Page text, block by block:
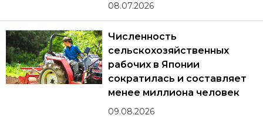
08.07.2026
Численность
сельскохозяйственных
рабочих в Японии
сократилась и составляет
менее миллиона человек
09.08.2026